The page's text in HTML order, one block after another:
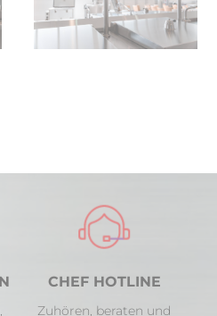
CHEF HOTLINE
Zuhören, beraten und